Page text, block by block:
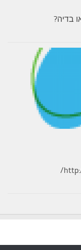
בדיה?